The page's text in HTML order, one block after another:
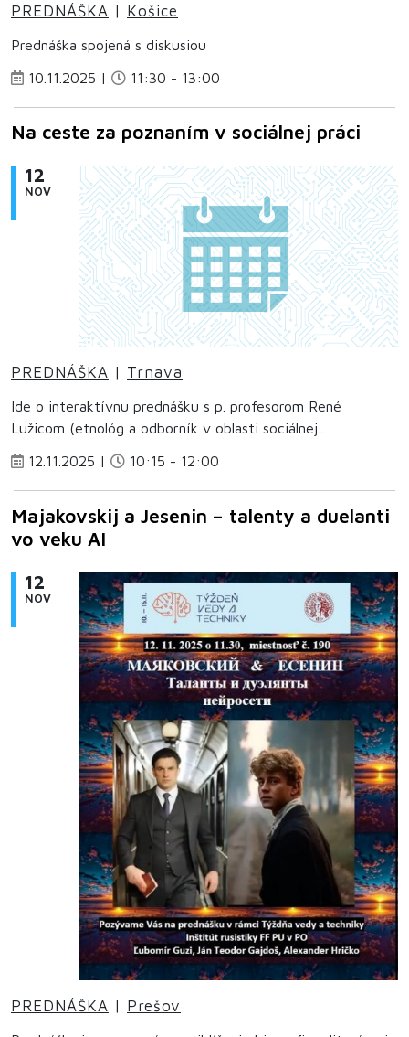
PREDNÁŠKA | Košice
Prednáška spojená s diskusiou
10.11.2025 |
11:30 - 13:00
Na ceste za poznaním v sociálnej práci
12
NOV
PREDNÁŠKA | Trnava
Ide o interaktívnu prednášku s p. profesorom René
Lužicom (etnológ a odborník v oblasti sociálnej...
12.11.2025 |
10:15 - 12:00
Majakovskij a Jesenin – talenty a duelanti
vo veku AI
12
NOV
PREDNÁŠKA | Prešov